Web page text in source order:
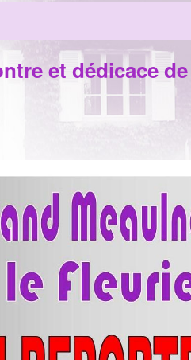
et dédicace de